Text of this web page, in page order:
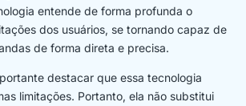
entende de forma profunda o
dos usuários, se tornando capaz de
de forma direta e precisa.
destacar que essa tecnologia
limitações. Portanto, ela não substitui